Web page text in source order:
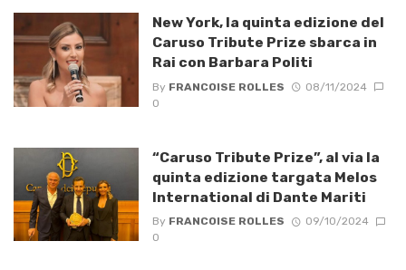
New York, la quinta edizione del
Caruso Tribute Prize sbarca in
Rai con Barbara Politi
By FRANCOISE ROLLES
08/11/2024
0
“Caruso Tribute Prize”, al via la
quinta edizione targata Melos
International di Dante Mariti
By FRANCOISE ROLLES
09/10/2024
0